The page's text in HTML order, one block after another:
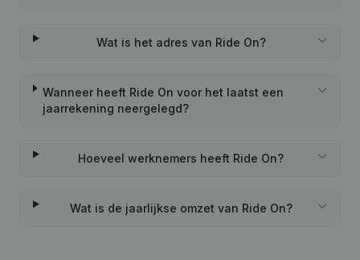
Wat is het adres van Ride On?
Wanneer heeft Ride On voor het laatst een
jaarrekening neergelegd?
Hoeveel werknemers heeft Ride On?
Wat is de jaarlijkse omzet van Ride On?